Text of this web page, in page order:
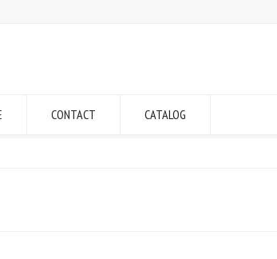
CONTACT CATALOG